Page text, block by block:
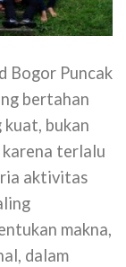
Bogor Puncak
bertahan
kuat, bukan
karena terlalu
aktivitas
makna,
dalam